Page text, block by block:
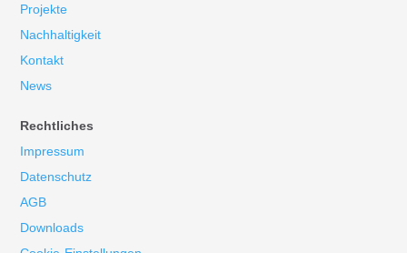
Projekte
Nachhaltigkeit
Kontakt
News
Rechtliches
Impressum
Datenschutz
AGB
Downloads